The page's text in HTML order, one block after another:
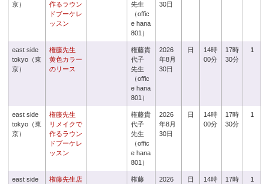
京）
作るラウン
ドブーケレ
ッスン
先生
（offic
e hana
801）
30日
east side
tokyo（東
京）
権藤先生
黄色カラー
のリース
権藤貴
代子
先生
（offic
e hana
801）
2026
年8月
30日
日
14時
00分
17時
30分
1
east side
tokyo（東
京）
権藤先生
リメイクで
作るラウン
ドブーケレ
ッスン
権藤貴
代子
先生
（offic
e hana
801）
2026
年8月
30日
日
14時
00分
17時
30分
1
east side
権藤先生店
権藤
2026
日
14時
17時
1